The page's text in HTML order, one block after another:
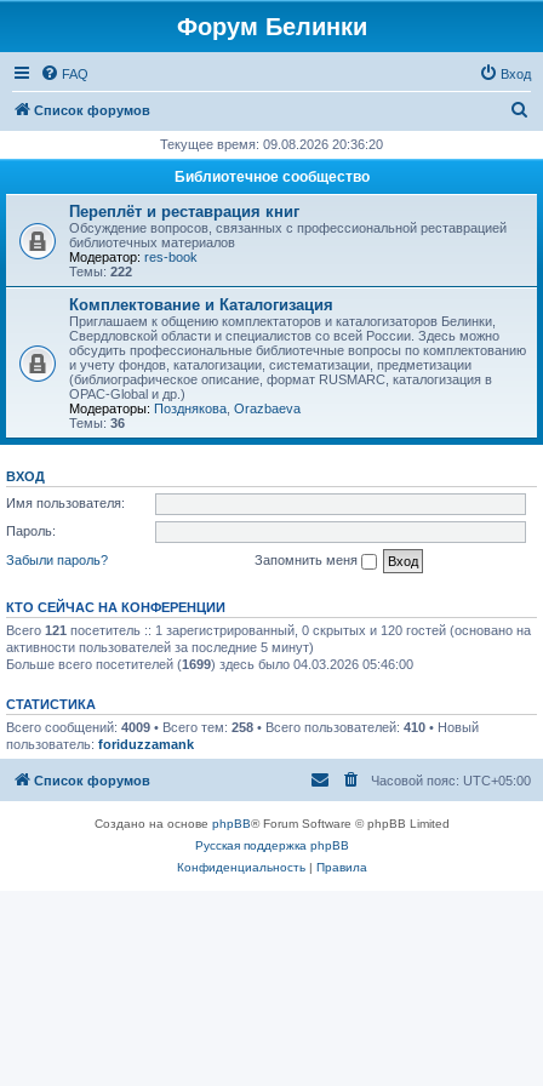
Форум Белинки
FAQ Вход
Список форумов
с
Текущее время: 09.08.2026 20:36:20
Библиотечное сообщество
Переплёт и реставрация книг
Обсуждение вопросов, связанных с профессиональной реставрацией
библиотечных материалов
Модератор: res-book
Темы: 222
Комплектование и Каталогизация
Приглашаем к общению комплектаторов и каталогизаторов Белинки,
Свердловской области и специалистов со всей России. Здесь можно
обсудить профессиональные библиотечные вопросы по комплектованию
и учету фондов, каталогизации, систематизации, предметизации
(библиографическое описание, формат RUSMARC, каталогизация в
OPAC-Global и др.)
Модераторы: Позднякова Orazbaeva
Темы: 36
ВХОД
Имя пользователя:
Пароль:
Забыли пароль?
Запомнить меня
КТО СЕЙЧАС НА КОНФЕРЕНЦИИ
Всего 121 посетитель :: 1 зарегистрированный, 0 скрытых и 120 гостей (основано на
активности пользователей за последние 5 минут)
Больше всего посетителей (1699) здесь было 04.03.2026 05:46:00
СТАТИСТИКА
Всего сообщений: 4009 • Всего тем: 258 • Всего пользователей: 410 • Новый
пользователь: foriduzzamank
Список форумов Часовой пояс: UTC+05:00
Создано на основе phpBB® Forum Software © phpBB Limited
Русская поддержка phpBB
Конфиденциальность| Правила